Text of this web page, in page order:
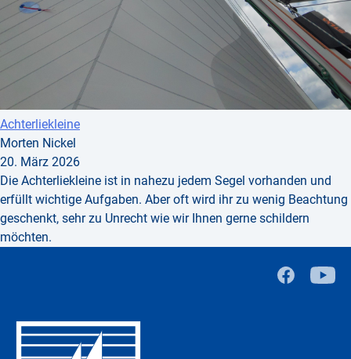
Achterliekleine
Morten Nickel
20. März 2026
Die Achterliekleine ist in nahezu jedem Segel vorhanden und
erfüllt wichtige Aufgaben. Aber oft wird ihr zu wenig Beachtung
geschenkt, sehr zu Unrecht wie wir Ihnen gerne schildern
möchten.